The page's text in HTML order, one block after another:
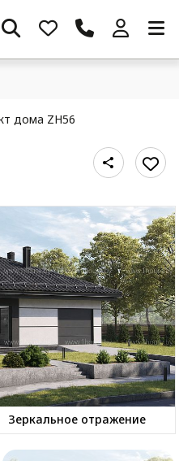
дома ZH56
Зеркальное отражение